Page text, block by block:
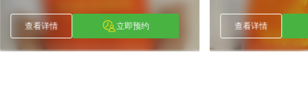
查看详情 立即预约 查看详情